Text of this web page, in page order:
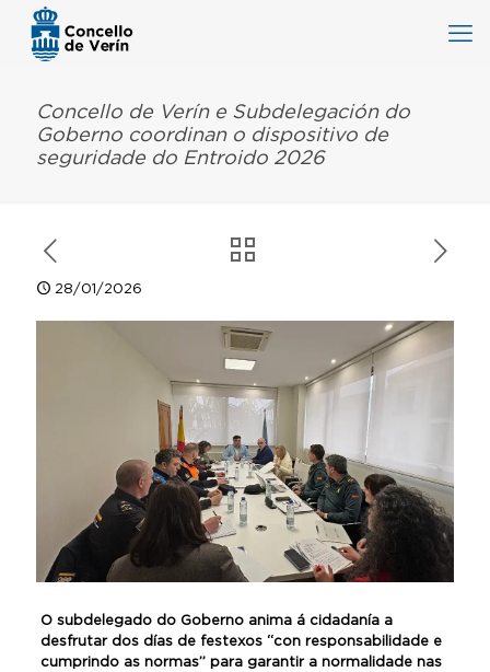
Concello de Verín e Subdelegación do
Goberno coordinan o dispositivo de
seguridade do Entroido 2026
28/01/2026
O subdelegado do Goberno anima á cidadanía a
desfrutar dos días de festexos “con responsabilidade e
cumprindo as normas” para garantir a normalidade nas